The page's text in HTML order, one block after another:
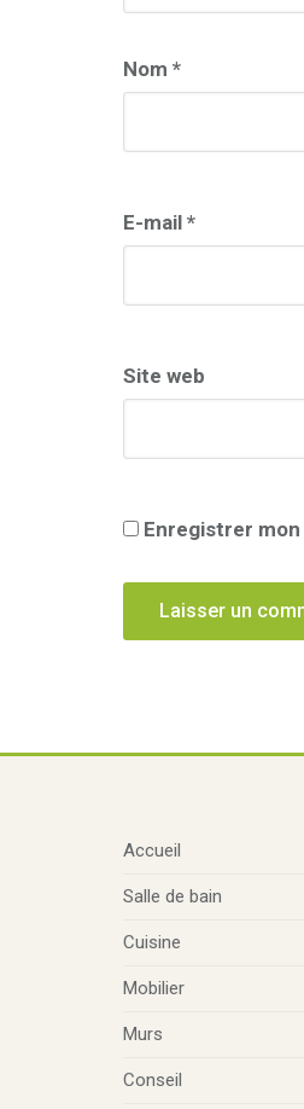
Nom *
E-mail *
Site web
Enregistrer
Accueil
Salle de bain
Cuisine
Mobilier
Murs
Conseil